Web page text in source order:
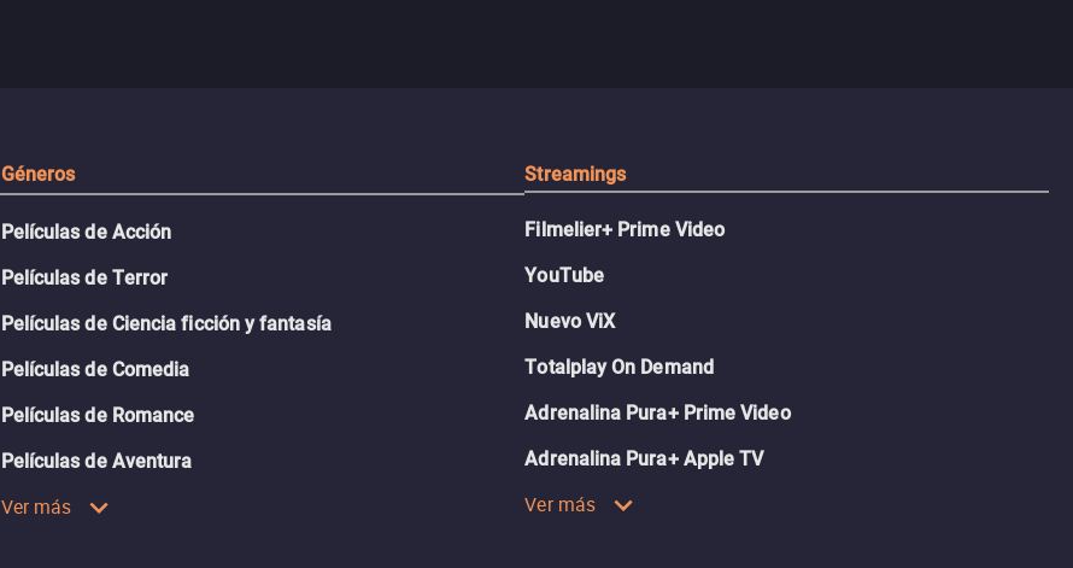
Géneros
Películas de Acción
Películas de Terror
Películas de Ciencia ficción y fantasía
Películas de Comedia
Películas de Romance
Películas de Aventura
Ver más
Streamings
Filmelier+ Prime Video
YouTube
Nuevo ViX
Totalplay On Demand
Adrenalina Pura+ Prime Video
Adrenalina Pura+ Apple TV
Ver más